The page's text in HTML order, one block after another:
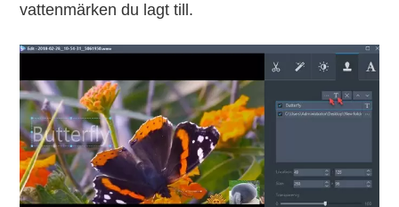
vattenmärken du lagt till.